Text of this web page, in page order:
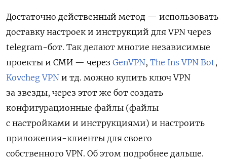
Достаточно действенный метод — использовать
доставку настроек и инструкций для VPN через
telegram-бот. Так делают многие независимые
проекты и СМИ — через GenVPN, The Ins VPN Bot,
Kovcheg VPN и тд. можно купить ключ VPN
за звезды, через этот же бот создать
конфигурационные файлы (файлы
с настройками и инструкциями) и настроить
приложения-клиенты для своего
собственного VPN. Об этом подробнее дальше.